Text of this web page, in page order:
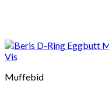
Vis
Muffebid